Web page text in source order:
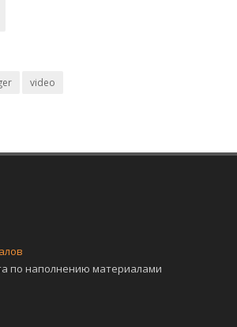
video
по наполнению материалами